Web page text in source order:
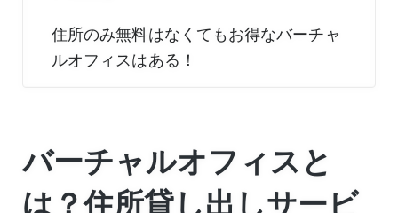
住所のみ無料はなくてもお得なバーチャ
ルオフィスはある！
バーチャルオフィスと
は？住所貸し出しサービ